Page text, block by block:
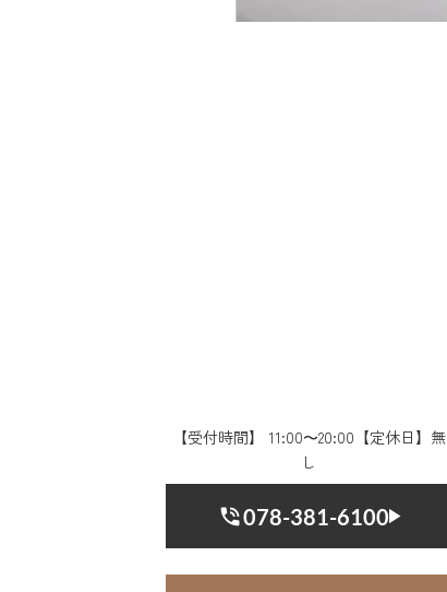
【受付時間】 11:00〜20:00【定休日】無
し
078-381-6100